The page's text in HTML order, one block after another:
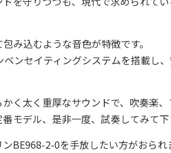
み込むような音色が特徴です。
ンセイティングシステムを搭載し
く太く重厚なサウンドで、吹奏楽
モデル、是非一度、試奏してみて下
BE968-2-0を手放したい方がおられ